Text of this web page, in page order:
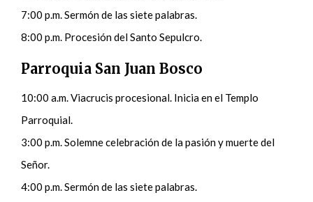
7:00 p.m. Sermón de las siete palabras.
8:00 p.m. Procesión del Santo Sepulcro.
Parroquia San Juan Bosco
10:00 a.m. Viacrucis procesional. Inicia en el Templo
Parroquial.
3:00 p.m. Solemne celebración de la pasión y muerte del
Señor.
4:00 p.m. Sermón de las siete palabras.